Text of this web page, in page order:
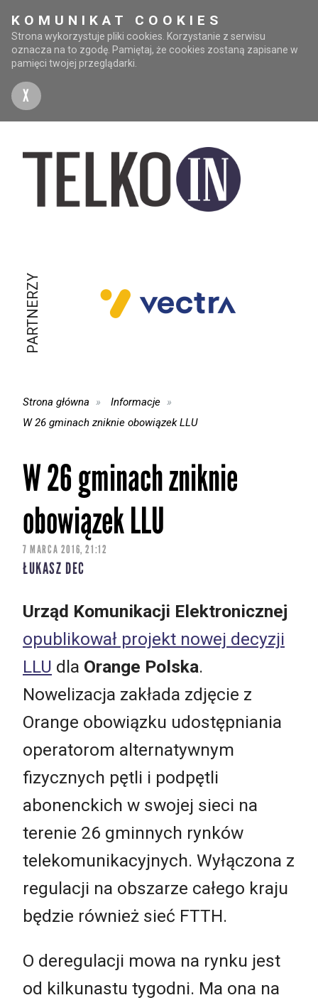
KOMUNIKAT COOKIES
Strona wykorzystuje pliki cookies. Korzystanie z serwisu
oznacza na to zgodę. Pamiętaj, że cookies zostaną zapisane w
pamięci twojej przeglądarki.
X
PARTNERZY
Strona główna
Informacje
W 26 gminach zniknie obowiązek LLU
W 26 gminach zniknie
obowiązek LLU
7 MARCA 2016, 21:12
ŁUKASZ DEC
Urząd Komunikacji Elektronicznej
opublikował projekt nowej decyzji
LLU dla Orange Polska.
Nowelizacja zakłada zdjęcie z
Orange obowiązku udostępniania
operatorom alternatywnym
fizycznych pętli i podpętli
abonenckich w swojej sieci na
terenie 26 gminnych rynków
telekomunikacyjnych. Wyłączona z
regulacji na obszarze całego kraju
będzie również sieć FTTH.
O deregulacji mowa na rynku jest
od kilkunastu tygodni. Ma ona na